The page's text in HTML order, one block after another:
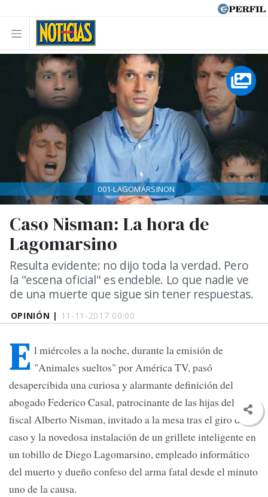
OPINIÓN | 11-11-2017 00:00
Caso Nisman: La hora de
Lagomarsino
Resulta evidente: no dijo toda la verdad. Pero
la "escena oficial" es endeble. Lo que nadie ve
de una muerte que sigue sin tener respuestas.
001-LAGOMARSINON
E l miércoles a la noche, durante la emisión de
"Animales sueltos" por América TV, pasó
desapercibida una curiosa y alarmante definición del
abogado Federico Casal, patrocinante de las hijas del
fiscal Alberto Nisman, invitado a la mesa tras el giro del
caso y la novedosa instalación de un grillete inteligente en
un tobillo de Diego Lagomarsino, empleado informático
del muerto y dueño confeso del arma fatal desde el minuto
uno de la causa.